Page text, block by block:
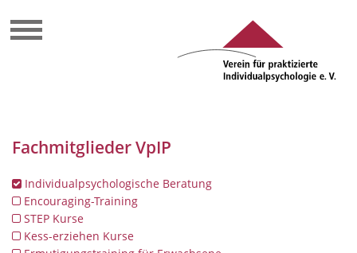
Fachmitglieder VpIP
Individualpsychologische Beratung
Encouraging-Training
STEP Kurse
Kess-erziehen Kurse